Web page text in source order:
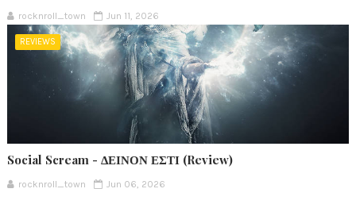
rocknroll_town Jun 11, 2026
REVIEWS
Social Scream - ΔΕΙΝΟΝ ΕΣΤΙ (Review)
rocknroll_town Jun 06, 2026